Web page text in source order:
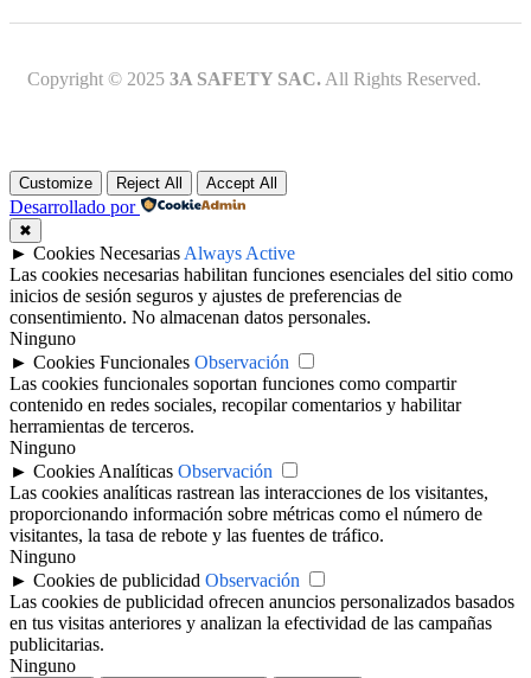
Copyright © 2025 3A SAFETY SAC. All Rights Reserved.
Customize Reject All Accept All
Desarrollado por
✖
► Cookies Necesarias Always Active
Las cookies necesarias habilitan funciones esenciales del sitio como
inicios de sesión seguros y ajustes de preferencias de
consentimiento. No almacenan datos personales.
Ninguno
► Cookies Funcionales Observación
Las cookies funcionales soportan funciones como compartir
contenido en redes sociales, recopilar comentarios y habilitar
herramientas de terceros.
Ninguno
► Cookies Analíticas Observación
Las cookies analíticas rastrean las interacciones de los visitantes,
proporcionando información sobre métricas como el número de
visitantes, la tasa de rebote y las fuentes de tráfico.
Ninguno
► Cookies de publicidad Observación
Las cookies de publicidad ofrecen anuncios personalizados basados
en tus visitas anteriores y analizan la efectividad de las campañas
publicitarias.
Ninguno